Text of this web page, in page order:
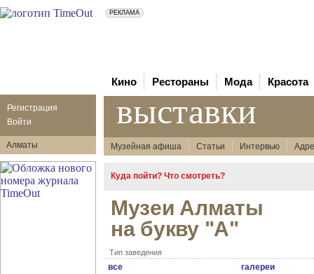
Регистрация
Войти
Алматы
Кино Рестораны Мода Красота
выставки
Музейная афиша Статьи Интервью
Куда пойти? Что смотреть?
Музеи Алматы
на букву "A"
Тип заведения
все галереи